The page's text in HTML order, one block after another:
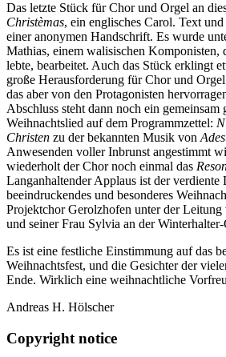
Das letzte Stück für Chor und Orgel an
Christèmas, ein englisches Carol. Text
einer anonymen Handschrift. Es wurde
Mathias, einem walisischen Komponisten,
lebte, bearbeitet. Auch das Stück erklingt
große Herausforderung für Chor und
das aber von den Protagonisten
Abschluss steht dann noch ein gemeinsam
Weihnachtslied auf dem Programmzettel:
Christen zu der bekannten Musik von
Anwesenden voller Inbrunst angestimmt
wiederholt der Chor noch einmal das
Langanhaltender Applaus ist der verdiente
beeindruckendes und besonderes
Projektchor Gerolzhofen unter der
und seiner Frau Sylvia an der
Es ist eine festliche Einstimmung auf das
Weihnachtsfest, und die Gesichter der
Ende. Wirklich eine weihnachtliche
Andreas H. Hölscher
Copyright notice